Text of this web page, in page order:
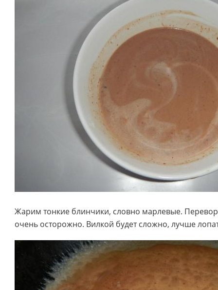
Жарим тонкие блинчики, словно марлевые.
очень осторожно. Вилкой будет сложно, лучше